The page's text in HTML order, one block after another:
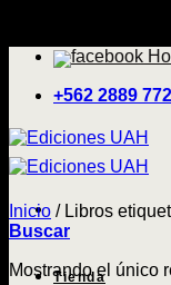
contenido
+562 2889
Tienda
Inicio /Libros
Buscar
Mostrando el único